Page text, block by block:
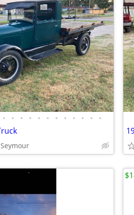
• • • • • • • • • • • •
Seymour